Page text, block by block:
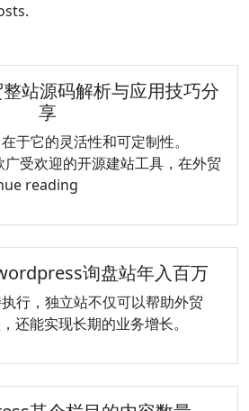
站源码解析与应用技巧分
享
它的灵活性和可定制性。
受欢迎的开源建站工具，在外贸
reading
贸
整
站
源
码
解
应
询盘站年入百万
行，独立站不仅可以帮助外贸
还能实现长期的业务增长。